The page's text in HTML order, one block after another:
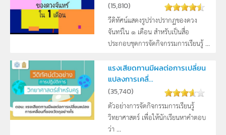
(15,810)
วีดิทัศน์แสดงรูปร่างปรากฏของดวง
จันทร์ใน ๑ เดือน สำหรับเป็นสื่อ
ประกอบชุดการจัดกิจกรรมการเรียนรู้ ...
แรงเสียดทานมีผลต่อการเปลี่ยน
แปลงการเคลื่...
(35,740)
ตัวอย่างการจัดกิจกรรมการเรียนรู้
วิทยาศาสตร์ เพื่อให้นักเรียนหาคำตอบ
ว่า ...